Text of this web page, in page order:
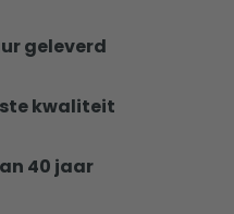
geleverd
kwaliteit
40 jaar